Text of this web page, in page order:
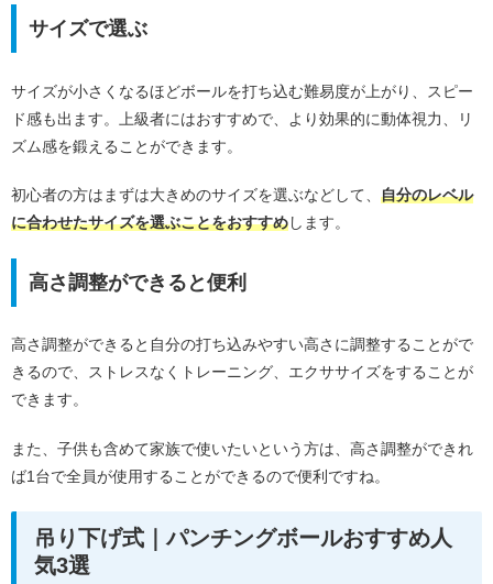
サイズで選ぶ
サイズが小さくなるほどボールを打ち込む難易度が上がり、スピー
ド感も出ます。上級者にはおすすめで、より効果的に動体視力、リ
ズム感を鍛えることができます。
初心者の方はまずは大きめのサイズを選ぶなどして、 自分のレベル
に合わせたサイズを選ぶことをおすすめします。
高さ調整ができると便利
高さ調整ができると自分の打ち込みやすい高さに調整することがで
きるので、ストレスなくトレーニング、エクササイズをすることが
できます。
また、子供も含めて家族で使いたいという方は、高さ調整ができれ
ば1台で全員が使用することができるので便利ですね。
吊り下げ式｜パンチングボールおすすめ人
気3選